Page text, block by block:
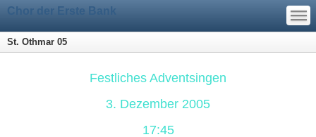
Chor der Erste Bank —
—
—
St. Othmar 05
Festliches Adventsingen
3. Dezember 2005
17:45